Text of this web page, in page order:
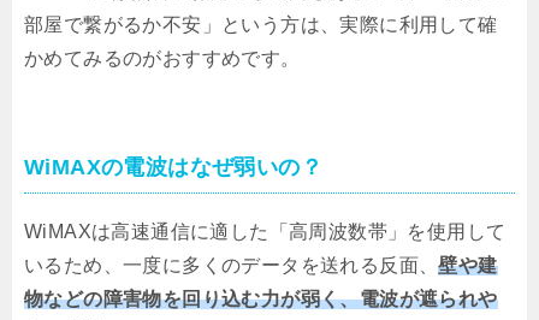
部屋で繋がるか不安」という方は、実際に利用して確
かめてみるのがおすすめです。
WiMAXの電波はなぜ弱いの？
WiMAXは高速通信に適した「高周波数帯」を使用して
いるため、一度に多くのデータを送れる反面、壁や建
物などの障害物を回り込む力が弱く、電波が遮られや